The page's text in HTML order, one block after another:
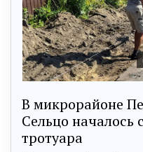
В микрорайоне
Сельцо началось
тротуара